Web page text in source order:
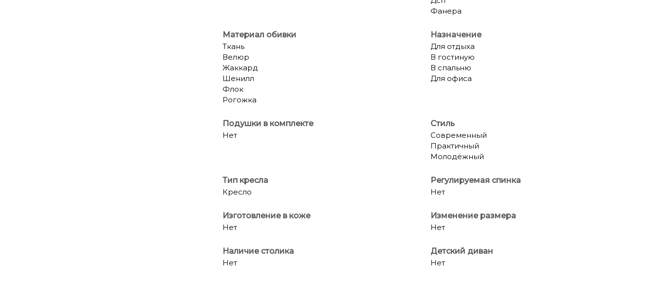
Фанера
Материал обивки
Ткань
Велюр
Жаккард
Шенилл
Флок
Рогожка
Назначение
Для отдыха
В гостиную
В спальню
Для офиса
Подушки в комплекте
Нет
Стиль
Современный
Практичный
Молодёжный
Тип кресла
Кресло
Регулируемая спинка
Нет
Изготовление в коже
Нет
Изменение размера
Нет
Наличие столика
Нет
Детский диван
Нет